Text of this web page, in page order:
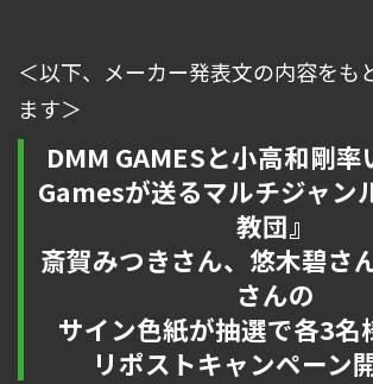
＜以下、メーカー発表文の内容をも
ます＞
DMM GAMESと小高和剛
Gamesが送るマルチジャン
教団』
斎賀みつきさん、悠木碧さ
さんの
サイン色紙が抽選で各3名
リポストキャンペーン